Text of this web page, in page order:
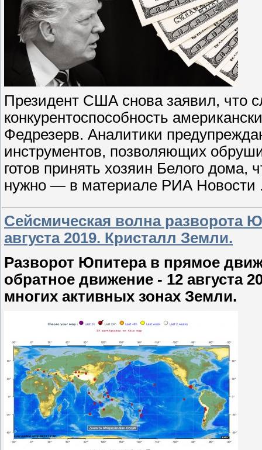
Президент США снова заявил, что
конкурентоспособность
Федрезерв. Аналитики
инструментов, позволяющих
готов принять хозяин Белого
нужно — в материале РИА Новости
Сейсмическая волна разворота
августа 2019. Кристалл Земли.
Разворот Юпитера в прямое
обратное движение - 12 августа
многих активных зонах Земли.